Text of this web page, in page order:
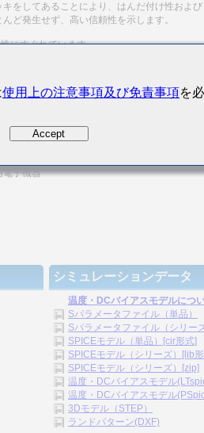
をしてあることにより、はんだ付け性および
ど発生せず、高い信頼性を示します。
にすぐれています。
り交わしをお願いします。
電子機器
シミュレーションデータ
温度・DCバイアスモデルにつ
Sパラメータファイル（単品）
Sパラメータファイル（シリー
SPICEモデル（単品）[cir形式]
SPICEモデル（シリーズ）[lib
SPICEモデル（シリーズ）[zip]
温度・DCバイアスモデル
温度・DCバイアスモデル
3Dモデル（STEP）
ランドパターン(DXF)
使用上の注意事項及び免責事項を
Accept